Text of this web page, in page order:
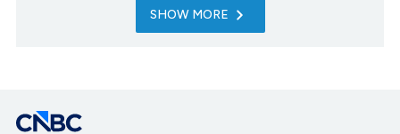
SHOW MORE